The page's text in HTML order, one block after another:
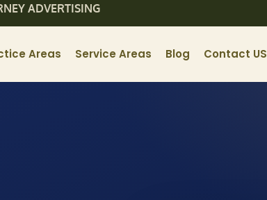
ADVERTISING
Areas Service Areas Blog Contact US